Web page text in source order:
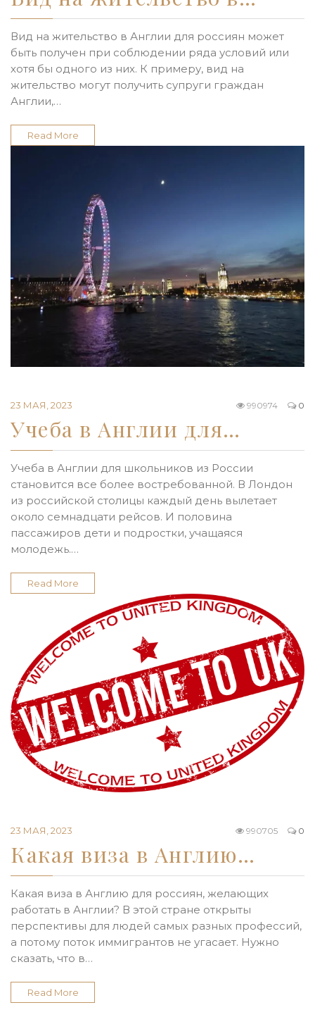
Вид на жительство в Англии для россиян может
быть получен при соблюдении ряда условий или
хотя бы одного из них. К примеру, вид на
жительство могут получить супруги граждан
Англии,…
Read More
23 МАЯ, 2023 0
990974
Учеба в Англии для…
Учеба в Англии для школьников из России
становится все более востребованной. В Лондон
из российской столицы каждый день вылетает
около семнадцати рейсов. И половина
пассажиров дети и подростки, учащаяся
молодежь.…
Read More
23 МАЯ, 2023 0
990705
Какая виза в Англию…
Какая виза в Англию для россиян, желающих
работать в Англии? В этой стране открыты
перспективы для людей самых разных профессий,
а потому поток иммигрантов не угасает. Нужно
сказать, что в…
Read More